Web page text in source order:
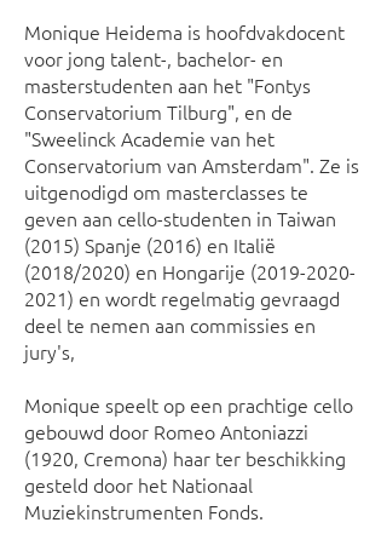
Monique Heidema is hoofdvakdocent
voor jong talent-, bachelor- en
masterstudenten aan het "Fontys
Conservatorium Tilburg", en de
"Sweelinck Academie van het
Conservatorium van Amsterdam". Ze is
uitgenodigd om masterclasses te
geven aan cello-studenten in Taiwan
(2015) Spanje (2016) en Italië
(2018/2020) en Hongarije (2019-2020-
2021) en wordt regelmatig gevraagd
deel te nemen aan commissies en
jury's,
Monique speelt op een prachtige cello
gebouwd door Romeo Antoniazzi
(1920, Cremona) haar ter beschikking
gesteld door het Nationaal
Muziekinstrumenten Fonds.